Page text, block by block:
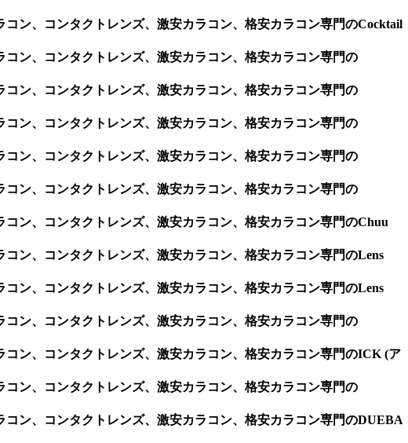
ン、コンタクトレンズ、激安カラコン、格安カラコン専門のCocktail
ン、コンタクトレンズ、激安カラコン、格安カラコン専門の
ン、コンタクトレンズ、激安カラコン、格安カラコン専門の
ン、コンタクトレンズ、激安カラコン、格安カラコン専門の
ン、コンタクトレンズ、激安カラコン、格安カラコン専門の
ン、コンタクトレンズ、激安カラコン、格安カラコン専門の
ン、コンタクトレンズ、激安カラコン、格安カラコン専門のChuu
ン、コンタクトレンズ、激安カラコン、格安カラコン専門のLens
ン、コンタクトレンズ、激安カラコン、格安カラコン専門のLens
ン、コンタクトレンズ、激安カラコン、格安カラコン専門の
ン、コンタクトレンズ、激安カラコン、格安カラコン専門のICK (ア
ン、コンタクトレンズ、激安カラコン、格安カラコン専門の
ン、コンタクトレンズ、激安カラコン、格安カラコン専門のDUEBA